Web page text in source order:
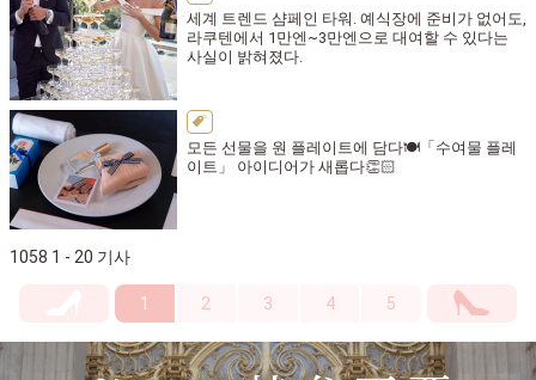
세계 트렌드 샴페인 타워. 예식장에 준비가 없어도,
라쿠텐에서 1만엔~3만엔으로 대여할 수 있다는
사실이 밝혀졌다.
모든 선물을 원 플레이트에 담다🍽️「수여물 플레
이트」 아이디어가 새롭다👏🏻
1058 1 - 20 기사
1 2 3 4 5